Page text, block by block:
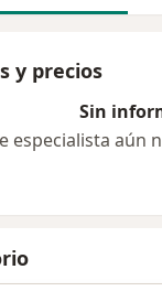
y precios
Sin
especialista aún